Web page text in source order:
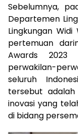
Sebelumnya,
Departemen
Lingkungan
pertemuan
Awards 2023
perwakilan-
seluruh
tersebut
inovasi yang
di bidang